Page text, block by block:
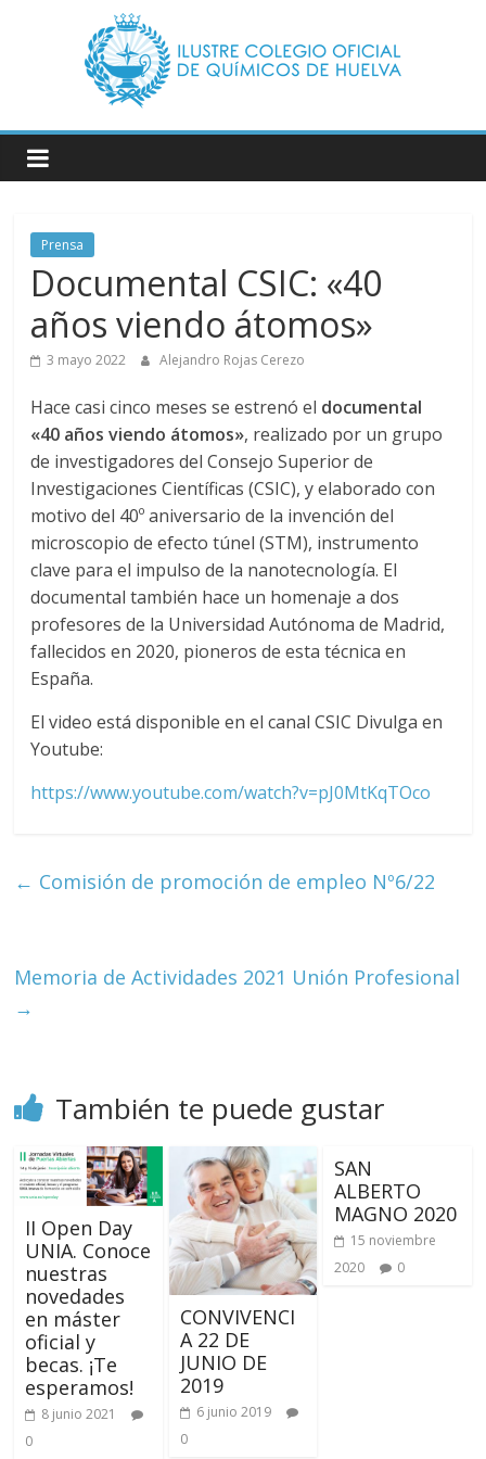
Ilustre
Colegio
Oficial
de
Químicos
–
Huelva
Página
web
del
Ilustre
Colegio
Oficial
Químicos
Prensa
Documental CSIC: «40
años viendo átomos»
3 mayo 2022 Alejandro Rojas Cerezo
Hace casi cinco meses se estrenó el documental
«40 años viendo átomos», realizado por un grupo
de investigadores del Consejo Superior de
Investigaciones Científicas (CSIC), y elaborado con
motivo del 40º aniversario de la invención del
microscopio de efecto túnel (STM), instrumento
clave para el impulso de la nanotecnología. El
documental también hace un homenaje a dos
profesores de la Universidad Autónoma de Madrid,
fallecidos en 2020, pioneros de esta técnica en
España.
El video está disponible en el canal CSIC Divulga en
Youtube:
https://www.youtube.com/watch?v=pJ0MtKqTOco
← Comisión de promoción de empleo Nº6/22
Memoria de Actividades 2021 Unión Profesional
→
También te puede gustar
II Open Day
UNIA. Conoce
nuestras
novedades
en máster
oficial y
becas. ¡Te
esperamos!
8 junio 2021
0
CONVIVENCI
A 22 DE
JUNIO DE
2019
6 junio 2019
0
SAN
ALBERTO
MAGNO 2020
15 noviembre
2020
0